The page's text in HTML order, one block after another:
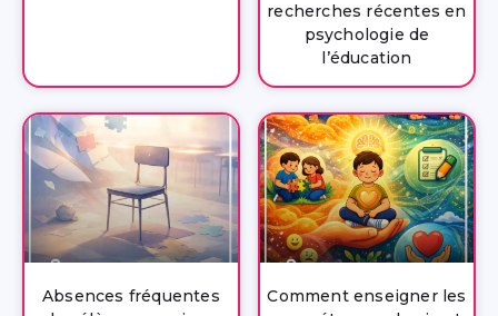
recherches récentes en
psychologie de
l’éducation
Absences fréquentes
Comment enseigner les